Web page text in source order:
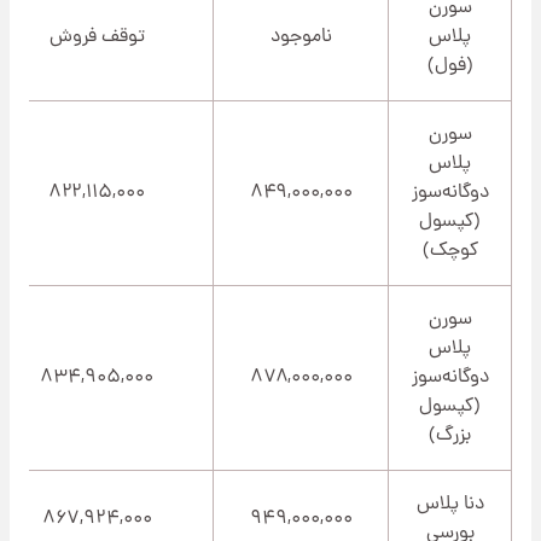
سورن
پلاس
(فول)
ناموجود توقف فروش
سورن
پلاس
دوگانه‌سوز
(کپسول
کوچک)
۸۴۹,۰۰۰,۰۰۰ ۸۲۲,۱۱۵,۰۰۰
سورن
پلاس
دوگانه‌سوز
(کپسول
بزرگ)
۸۷۸,۰۰۰,۰۰۰ ۸۳۴,۹۰۵,۰۰۰
دنا پلاس
بورسی
۹۴۹,۰۰۰,۰۰۰ ۸۶۷,۹۲۴,۰۰۰